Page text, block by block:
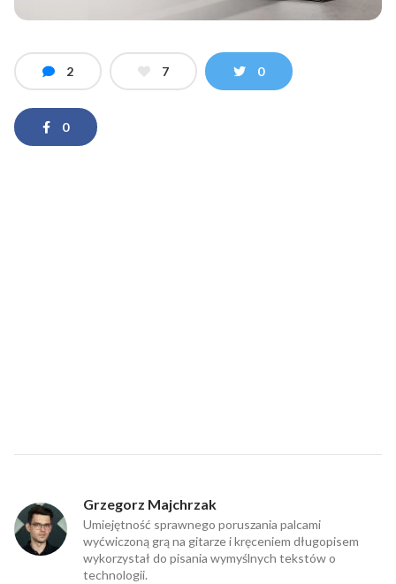
2 7 0
0
Grzegorz Majchrzak
Umiejętność sprawnego poruszania palcami
wyćwiczoną grą na gitarze i kręceniem długopisem
wykorzystał do pisania wymyślnych tekstów o
technologii.